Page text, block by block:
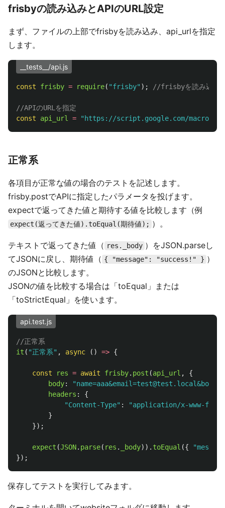
frisbyの読み込みとAPIのURL設定
まず、ファイルの上部でfrisbyを読み込み、api_urlを指定
します。
__tests__/api.js
const frisby = require( "frisby" ); //frisbyを読み込む
//APIのURLを指定
const
api_url = " https://script.google.com/macros/s/
正常系
各項目が正常な値の場合のテストを記述します。
frisby.postでAPIに指定したパラメータを投げます。
expectで返ってきた値と期待する値を比較します（例
expect(返ってきた値).toEqual(期待値); ）。
テキストで返ってきた値（ res._body ）をJSON.parseし
てJSONに戻し、期待値（ { "message": "success!" } ）
のJSONと比較します。
JSONの値を比較する場合は「toEqual」または
「toStrictEqual」を使います。
api.test.js
//正常系
it ( "正常系" , async () => {
const res = await frisby. post (api_url ,
{
body: "
headers :
{
"Content-Type" : "application/x-www-
}
});
expect (JSON. parse( res . _body)). toEqual ({ "message
});
保存してテストを実行してみます。